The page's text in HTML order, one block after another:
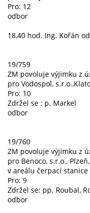
Pro: 12
odbor
18,40 hod. Ing. Kořán
19/759
ZM povoluje výjimku z
pro Vodospol,
Pro: 10
Zdržel se : p.
odbor
19/760
ZM povoluje výjimku z
pro Benoco, s.r.o.,
v areálu čerpací stanice
Pro: 9
Zdržel se: pp.
odbor